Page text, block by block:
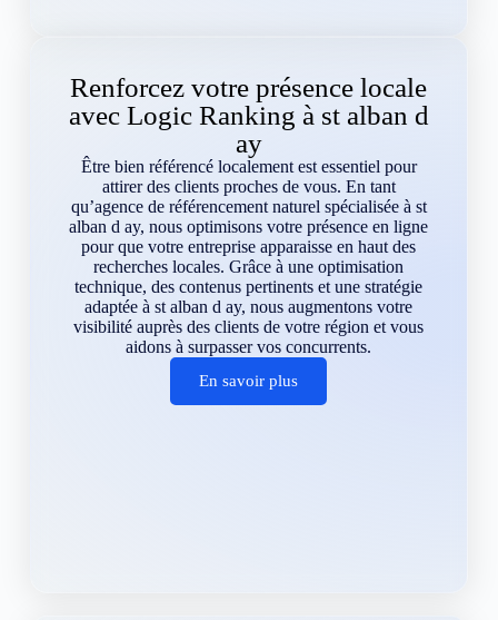
Renforcez votre présence locale
avec Logic Ranking à st alban d
ay
Être bien référencé localement est essentiel pour
attirer des clients proches de vous. En tant
qu’agence de référencement naturel spécialisée à st
alban d ay, nous optimisons votre présence en ligne
pour que votre entreprise apparaisse en haut des
recherches locales. Grâce à une optimisation
technique, des contenus pertinents et une stratégie
adaptée à st alban d ay, nous augmentons votre
visibilité auprès des clients de votre région et vous
aidons à surpasser vos concurrents.
En savoir plus